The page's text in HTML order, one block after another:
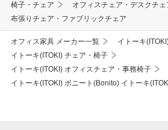
椅子・チェア
オフィスチェア・デスクチェ
布張りチェア・ファブリックチェア
オフィス家具 メーカー一覧
イトーキ
イトーキ(ITOKI) チェア・椅子
イトーキ(ITOKI) オフィスチェア・事務椅子
イトーキ(ITOKI) ボニート(Bonito) イトーキ